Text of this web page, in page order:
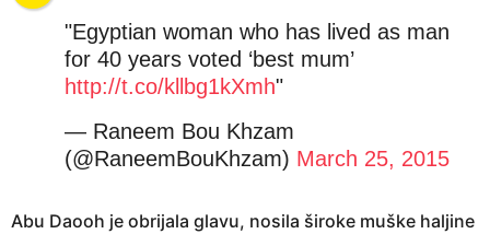
"Egyptian woman who has lived as man
for 40 years voted ‘best mum’
http://t.co/kllbg1kXmh"
— Raneem Bou Khzam
(@RaneemBouKhzam) March 25, 2015
Abu Daooh je obrijala glavu, nosila široke muške haljine